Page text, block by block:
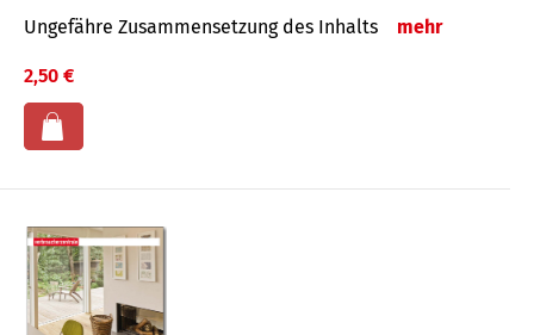
Ungefähre Zu­sammen­setzung des Inhalts mehr
2,50 €